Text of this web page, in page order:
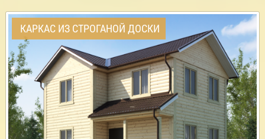
КАРКАС ИЗ СТРОГАНОЙ ДОСКИ